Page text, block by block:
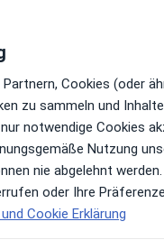
Di,
11 Aug
Mi,
12 Aug
Cookies (oder
zu sammeln und
notwendige Cookies
Nutzung
nie abgelehnt
oder Ihre
Cookie Erklärung